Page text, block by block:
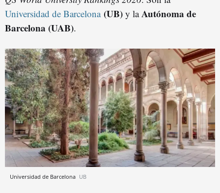
Universidad de Barcelona(UB) y laAutónoma de
Barcelona (UAB).
Universidad de Barcelona UB